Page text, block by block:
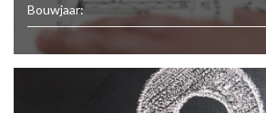
Bouwjaar: